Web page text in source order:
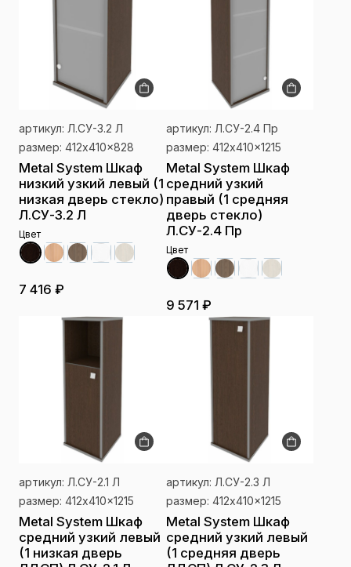
артикул: Л.СУ-3.2 Л
размер: 412x410x828
Metal System Шкаф
низкий узкий левый (1
низкая дверь стекло)
Л.СУ-3.2 Л
Цвет
7 416 ₽
артикул: Л.СУ-2.4 Пр
размер: 412x410x1215
Metal System Шкаф
средний узкий
правый (1 средняя
дверь стекло)
Л.СУ-2.4 Пр
Цвет
9 571 ₽
артикул: Л.СУ-2.1 Л
размер: 412x410x1215
Metal System Шкаф
средний узкий левый
(1 низкая дверь
артикул: Л.СУ-2.3 Л
размер: 412x410x1215
Metal System Шкаф
средний узкий левый
(1 средняя дверь